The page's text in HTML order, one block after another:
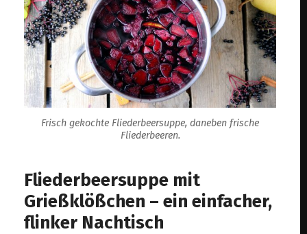
Frisch gekochte Fliederbeersuppe, daneben frische
Fliederbeeren.
Fliederbeersuppe mit
Grießklößchen – ein einfacher,
flinker Nachtisch